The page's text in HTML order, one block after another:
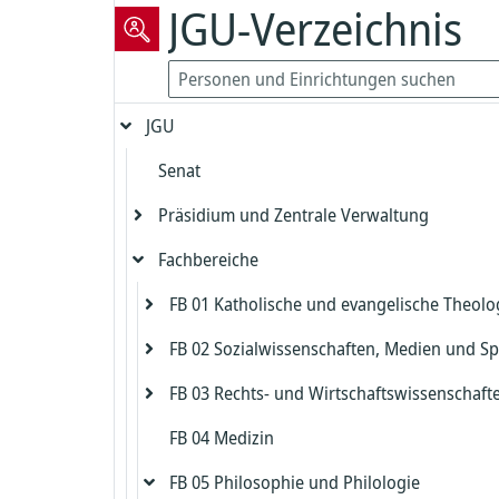
JGU-Verzeichnis
JGU
Senat
Präsidium und Zentrale Verwaltung
Präsident
Präsidialbereich
Gleichstellung und Diversität
Biologische Sicherheit und
Beauftragter für die Biologische
Strahlenschutz
Vizepräsident für Forschung und
Fachbereiche
FB 01 Katholische und evangelische
Evangelische Theologie
Dekanat Evangelische Theologie
Studienbüro und Prüfungsamt
Katholische Theologie
Dekanat Katholische Theologie
Abteilung Sprachen
Studienbüro und Prüfungsamt
FB 02 Sozialwissenschaften, Medien und
Dekanat FB 02
Zentrales Prüfungsamt FB 02
Institut für Erziehungswissenschaft
FB 03 Rechts- und
Dekanat FB 03
Studienbüro FB 03
FB 04 Medizin
FB 05 Philosophie und Philologie